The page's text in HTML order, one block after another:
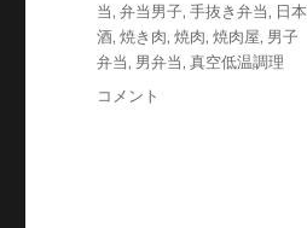
当,弁当男子,手抜き弁当, 日本
酒,焼き肉,焼肉,焼肉屋, 男子
弁当, 男弁当,真空低温調理
ジ
コメント